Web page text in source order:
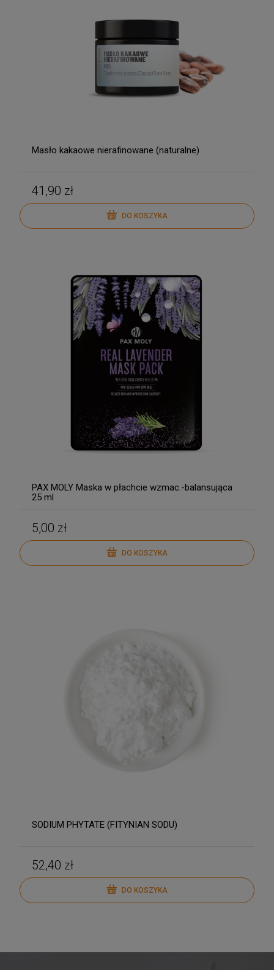
Masło kakaowe nierafinowane (naturalne)
41,90 zł
DO KOSZYKA
PAX MOLY Maska w płachcie wzmac.-balansująca
25 ml
5,00 zł
DO KOSZYKA
SODIUM PHYTATE (FITYNIAN SODU)
52,40 zł
DO KOSZYKA